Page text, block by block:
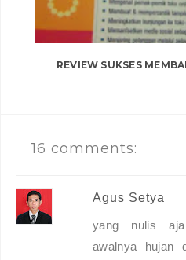
REVIEW SUKSES
16 comments:
Agus Setya
yang nulis
awalnya hujan